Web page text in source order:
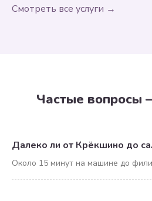
Смотреть все услуги →
Частые вопросы
Далеко ли от Крёкшино до
Около 15 минут на машине до